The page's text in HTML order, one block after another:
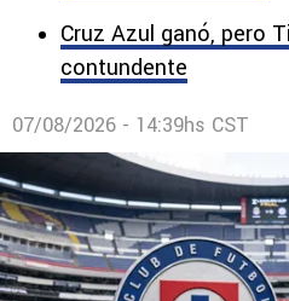
Cruz Azul ganó, pero
contundente
07/08/2026 - 14:39hs CST